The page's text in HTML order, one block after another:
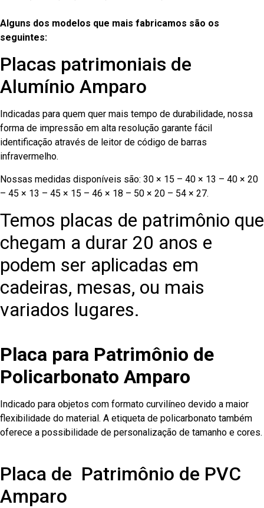
Alguns dos modelos que mais fabricamos são os
seguintes:
Placas patrimoniais de
Alumínio Amparo
Indicadas para quem quer mais tempo de durabilidade, nossa
forma de impressão em alta resolução garante fácil
identificação através de leitor de código de barras
infravermelho.
Nossas medidas disponíveis são: 30 × 15 – 40 × 13 – 40 × 20
– 45 × 13 – 45 × 15 – 46 × 18 – 50 × 20 – 54 × 27.
Temos placas de patrimônio que
chegam a durar 20 anos e
podem ser aplicadas em
cadeiras, mesas, ou mais
variados lugares.
Placa para Patrimônio de
Policarbonato Amparo
Indicado para objetos com formato curvilíneo devido a maior
flexibilidade do material. A etiqueta de policarbonato também
oferece a possibilidade de personalização de tamanho e cores.
Placa de Patrimônio de PVC
Amparo